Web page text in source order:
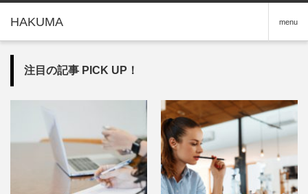
HAKUMA menu
注目の記事 PICK UP！